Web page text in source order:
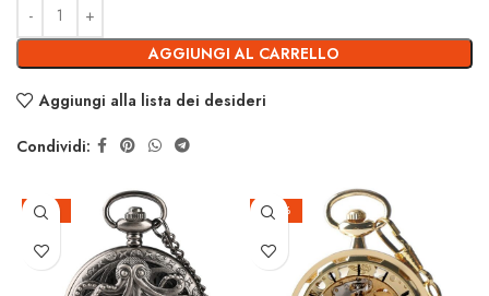
AGGIUNGI AL CARRELLO
Aggiungi alla lista dei desideri
Condividi:
-14% -33%